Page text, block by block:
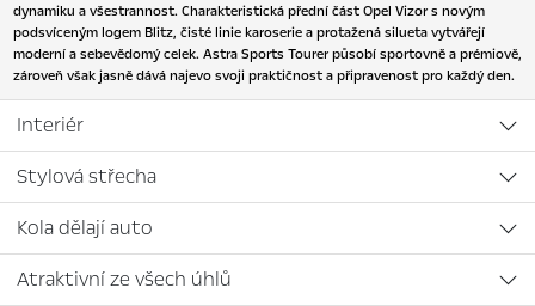
dynamiku a všestrannost. Charakteristická přední část Opel Vizor s novým
podsvíceným logem Blitz, čisté linie karoserie a protažená silueta vytvářejí
moderní a sebevědomý celek. Astra Sports Tourer působí sportovně a prémiově,
zároveň však jasně dává najevo svoji praktičnost a připravenost pro každý den.
Interiér
Stylová střecha
Kola dělají auto
Atraktivní ze všech úhlů